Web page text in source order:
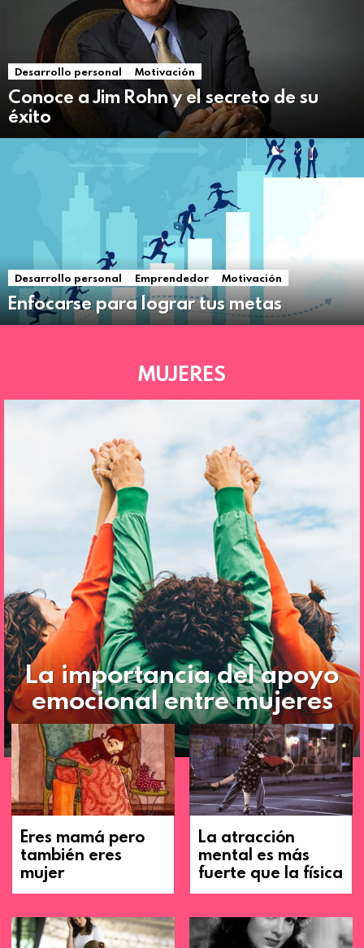
Desarrollo personal Motivación
Conoce a Jim Rohn y el secreto de su
éxito
Desarrollo personal Emprendedor Motivación
Enfocarse para lograr tus metas
MUJERES
La importancia del apoyo
emocional entre mujeres
Eres mamá pero
también eres
mujer
La atracción
mental es más
fuerte que la física